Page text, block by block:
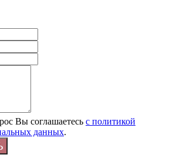
Вы соглашаетесь с политикой
данных.